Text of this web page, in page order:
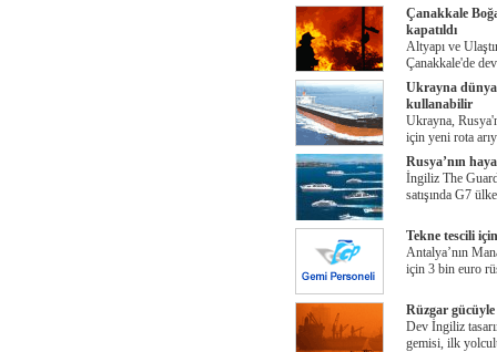
Çanakkale
kapatıldı
Altyapı ve
Çanakkale'de
Ukrayna
kullanabilir
Ukrayna,
için yeni rota
Rusya’nın
İngiliz The
satışında G7
Tekne tescili
Antalya’nın
için 3 bin euro
Rüzgar gücüyle
Dev İngiliz
gemisi, ilk